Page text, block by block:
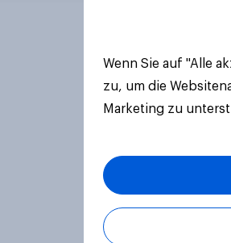
Wenn Sie auf "Alle
zu, um die
Marketing zu